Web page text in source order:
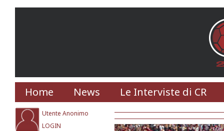
Home News Le Interviste di CR
Utente Anonimo
LOGIN